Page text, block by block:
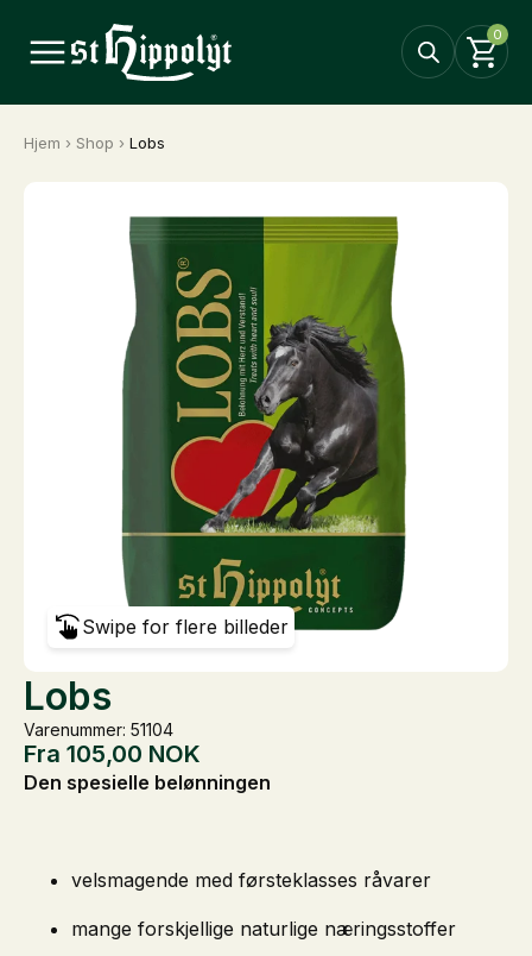
0
Hjem › Shop › Lobs
Swipe for flere billeder
Lobs
Varenummer: 51104
Fra 105,00 NOK
Den spesielle belønningen
velsmagende med førsteklasses råvarer
mange forskjellige naturlige næringsstoffer